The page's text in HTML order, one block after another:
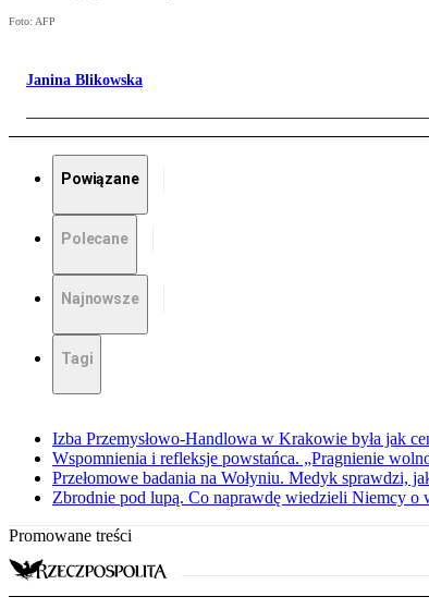
Foto: AFP
Janina Blikowska
Powiązane
Polecane
Najnowsze
Tagi
Izba Przemysłowo-Handlowa w Krakowie była jak
Wspomnienia i refleksje powstańca. „Pragnienie
Przełomowe badania na Wołyniu. Medyk sprawdzi,
Zbrodnie pod lupą. Co naprawdę wiedzieli Niemcy o
Promowane treści